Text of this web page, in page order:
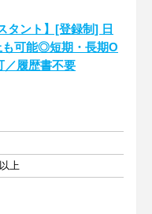
タント】[登録制] 日
も可能◎短期・長期O
／履歴書不要
上